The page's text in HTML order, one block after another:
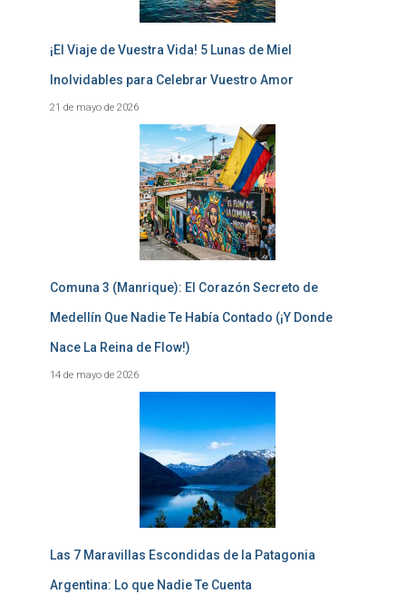
¡El Viaje de Vuestra Vida! 5 Lunas de Miel
Inolvidables para Celebrar Vuestro Amor
21 de mayo de 2026
Comuna 3 (Manrique): El Corazón Secreto de
Medellín Que Nadie Te Había Contado (¡Y Donde
Nace La Reina de Flow!)
14 de mayo de 2026
Las 7 Maravillas Escondidas de la Patagonia
Argentina: Lo que Nadie Te Cuenta